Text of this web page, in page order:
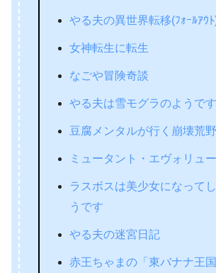
やる夫の異世界転移(ﾌｫｰﾙｱｳ
女神転生に転生
なごや冒険奇談
やる夫は雪モグラのようです
豆腐メンタルが行く崩壊荒野
ミュータント・エヴォリュ
ラスボスは美少女になって
うです
やる夫の迷宮日記
赤王ちゃまの「東バナナ王国